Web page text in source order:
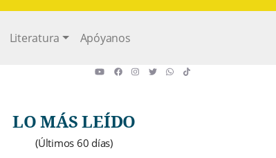
Literatura Apóyanos
LO MÁS LEÍDO
(Últimos 60 días)